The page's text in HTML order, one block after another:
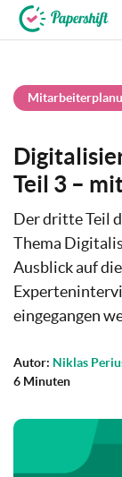
Teil 3 –
Der dritte Teil
Thema
Ausblick auf
eingegangen
Autor: Niklas
6 Minuten